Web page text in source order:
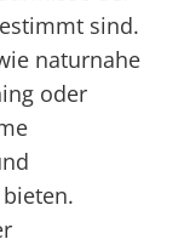
sind.
naturnahe
oder